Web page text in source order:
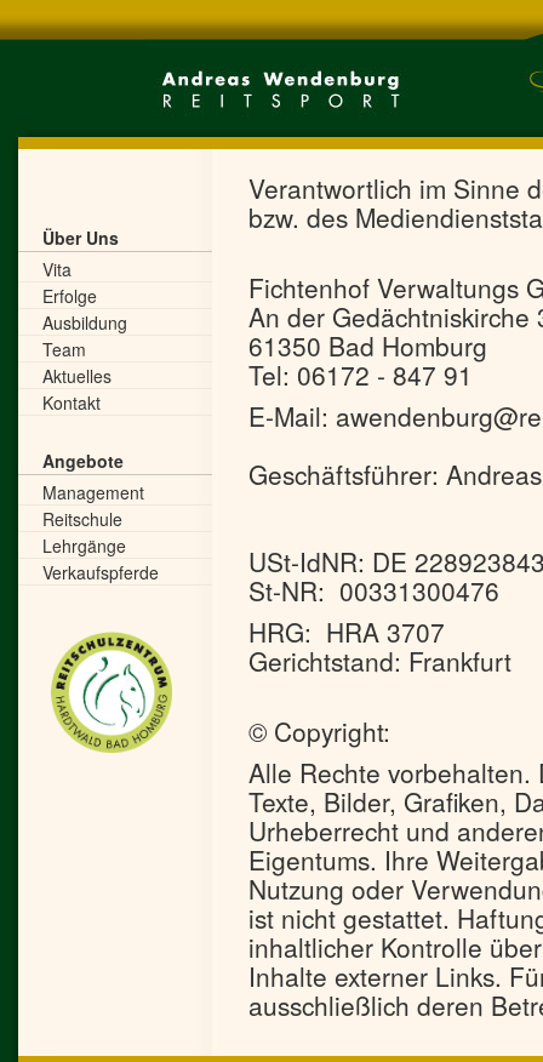
Über Uns
Vita
Erfolge
Ausbildung
Team
Aktuelles
Kontakt
Angebote
Management
Reitschule
Lehrgänge
Verkaufspferde
Verantwortlich im Sinne
bzw. des
Fichtenhof Verwaltungs
An der Gedächtniskirche
61350 Bad Homburg
Tel: 06172 - 847 91
E-Mail:
Geschäftsführer:
USt-IdNR: DE
St-NR: 00331300476
HRG: HRA 3707
Gerichtstand: Frankfurt
© Copyright:
Alle Rechte
Texte, Bilder, Grafiken,
Urheberrecht und
Eigentums. Ihre
Nutzung oder
ist nicht gestattet.
inhaltlicher Kontrolle
Inhalte externer Links.
ausschließlich deren